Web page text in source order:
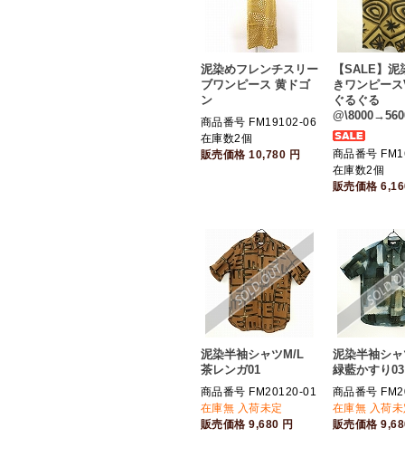
泥染めフレンチスリー
ブワンピース 黄ドゴ
ン
商品番号 FM19102-06
在庫数2個
販売価格10,780 円
【SALE】泥
きワンピー
ぐるぐる
商品番号
在庫数2個
販売価格
泥染半袖シャツM/L
茶レンガ01
商品番号 FM20120-01
在庫無 入荷未定
販売価格9,680 円
泥染半袖シ
緑藍かすり03
商品番号
在庫無 入荷
販売価格